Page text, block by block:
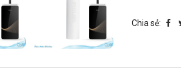
Chia sẻ: